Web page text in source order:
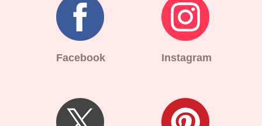
Facebook Instagram